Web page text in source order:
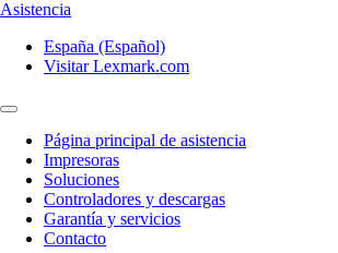
Asistencia
España (Español)
Visitar Lexmark.com
Página principal de asistencia
Impresoras
Soluciones
Controladores y descargas
Garantía y servicios
Contacto